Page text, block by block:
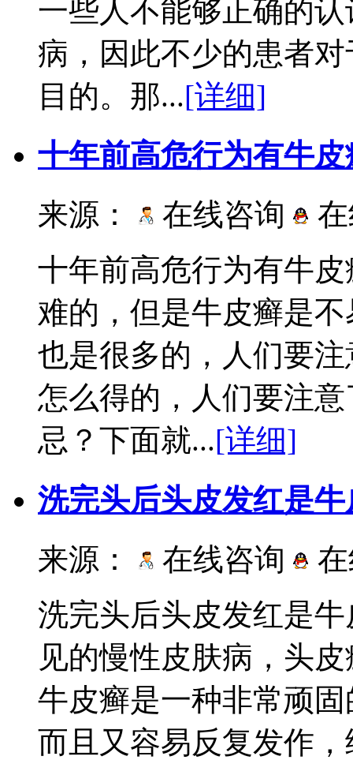
一些人不能够正确的
病，因此不少的患者
目的。那...[详细]
十年前高危行为有牛皮
来源：
在线咨询
十年前高危行为有牛
难的，但是牛皮癣是
也是很多的，人们要
怎么得的，人们要注
忌？下面就...[详细]
洗完头后头皮发红是
来源：
在线咨询
洗完头后头皮发红是
见的慢性皮肤病，头
牛皮癣是一种非常顽
而且又容易反复发作